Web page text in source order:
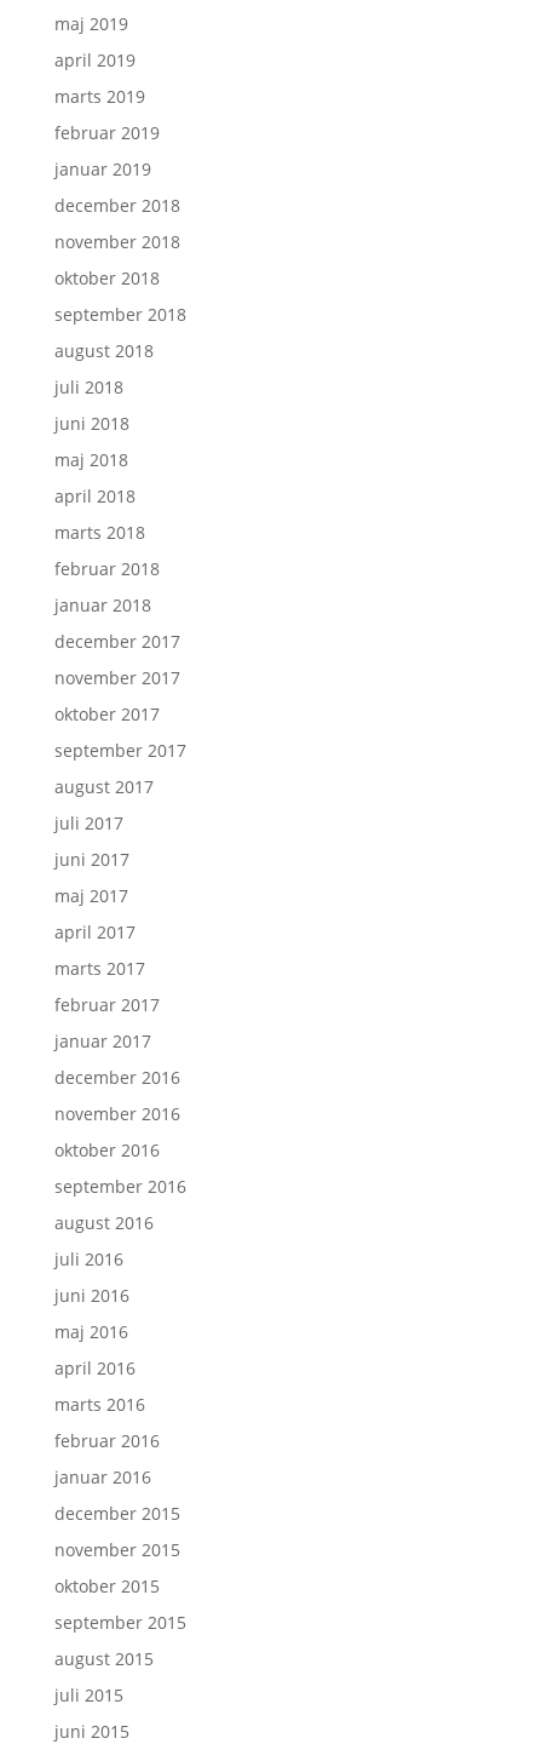
maj 2019
april 2019
marts 2019
februar 2019
januar 2019
december 2018
november 2018
oktober 2018
september 2018
august 2018
juli 2018
juni 2018
maj 2018
april 2018
marts 2018
februar 2018
januar 2018
december 2017
november 2017
oktober 2017
september 2017
august 2017
juli 2017
juni 2017
maj 2017
april 2017
marts 2017
februar 2017
januar 2017
december 2016
november 2016
oktober 2016
september 2016
august 2016
juli 2016
juni 2016
maj 2016
april 2016
marts 2016
februar 2016
januar 2016
december 2015
november 2015
oktober 2015
september 2015
august 2015
juli 2015
juni 2015